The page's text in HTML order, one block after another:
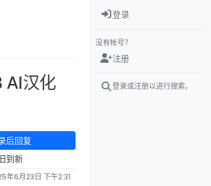
AI汉化
后回复
到新
年6月23日 下午2:31
登录
没有帐号？
注册
登录或注册以进行搜索。